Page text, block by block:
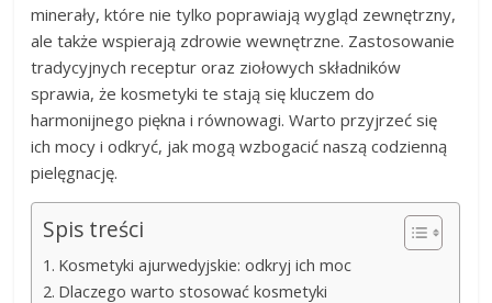
minerały, które nie tylko poprawiają wygląd zewnętrzny,
ale także wspierają zdrowie wewnętrzne. Zastosowanie
tradycyjnych receptur oraz ziołowych składników
sprawia, że kosmetyki te stają się kluczem do
harmonijnego piękna i równowagi. Warto przyjrzeć się
ich mocy i odkryć, jak mogą wzbogacić naszą codzienną
pielęgnację.
Spis treści
Kosmetyki ajurwedyjskie: odkryj ich moc
Dlaczego warto stosować kosmetyki